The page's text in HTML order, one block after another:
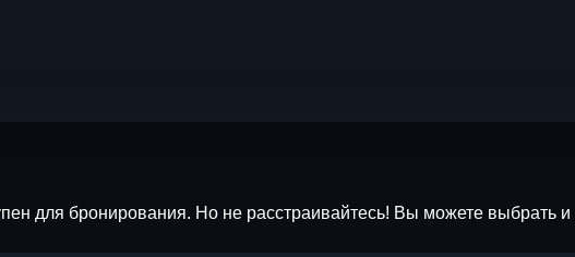
для бронирования. Но не расстраивайтесь! Вы можете выбрать